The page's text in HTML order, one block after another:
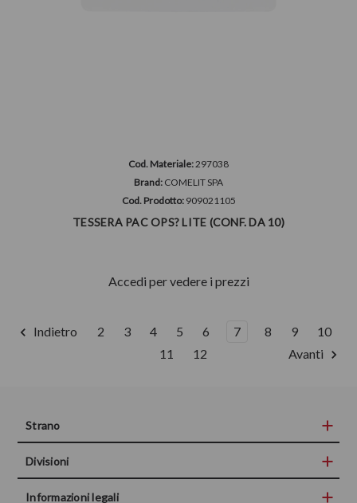
Cod. Materiale:297038
Brand: COMELIT SPA
Cod. Prodotto: 909021105
TESSERA PAC OPS? LITE (CONF. DA 10)
Accedi per vedere i prezzi
Indietro 2 3 4 5 6 7 8 9
10
11
12 Avanti
Strano
Divisioni
Informazioni legali